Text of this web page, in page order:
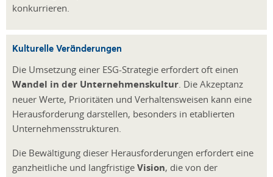
konkurrieren.
Kulturelle Veränderungen
Die Umsetzung einer ESG-Strategie erfordert oft einen
Wandel in der Unternehmenskultur . Die Akzeptanz
neuer Werte, Prioritäten und Verhaltensweisen kann eine
Herausforderung darstellen, besonders in etablierten
Unternehmensstrukturen.
Die Bewältigung dieser Herausforderungen erfordert eine
ganzheitliche und langfristige Vision, die von der